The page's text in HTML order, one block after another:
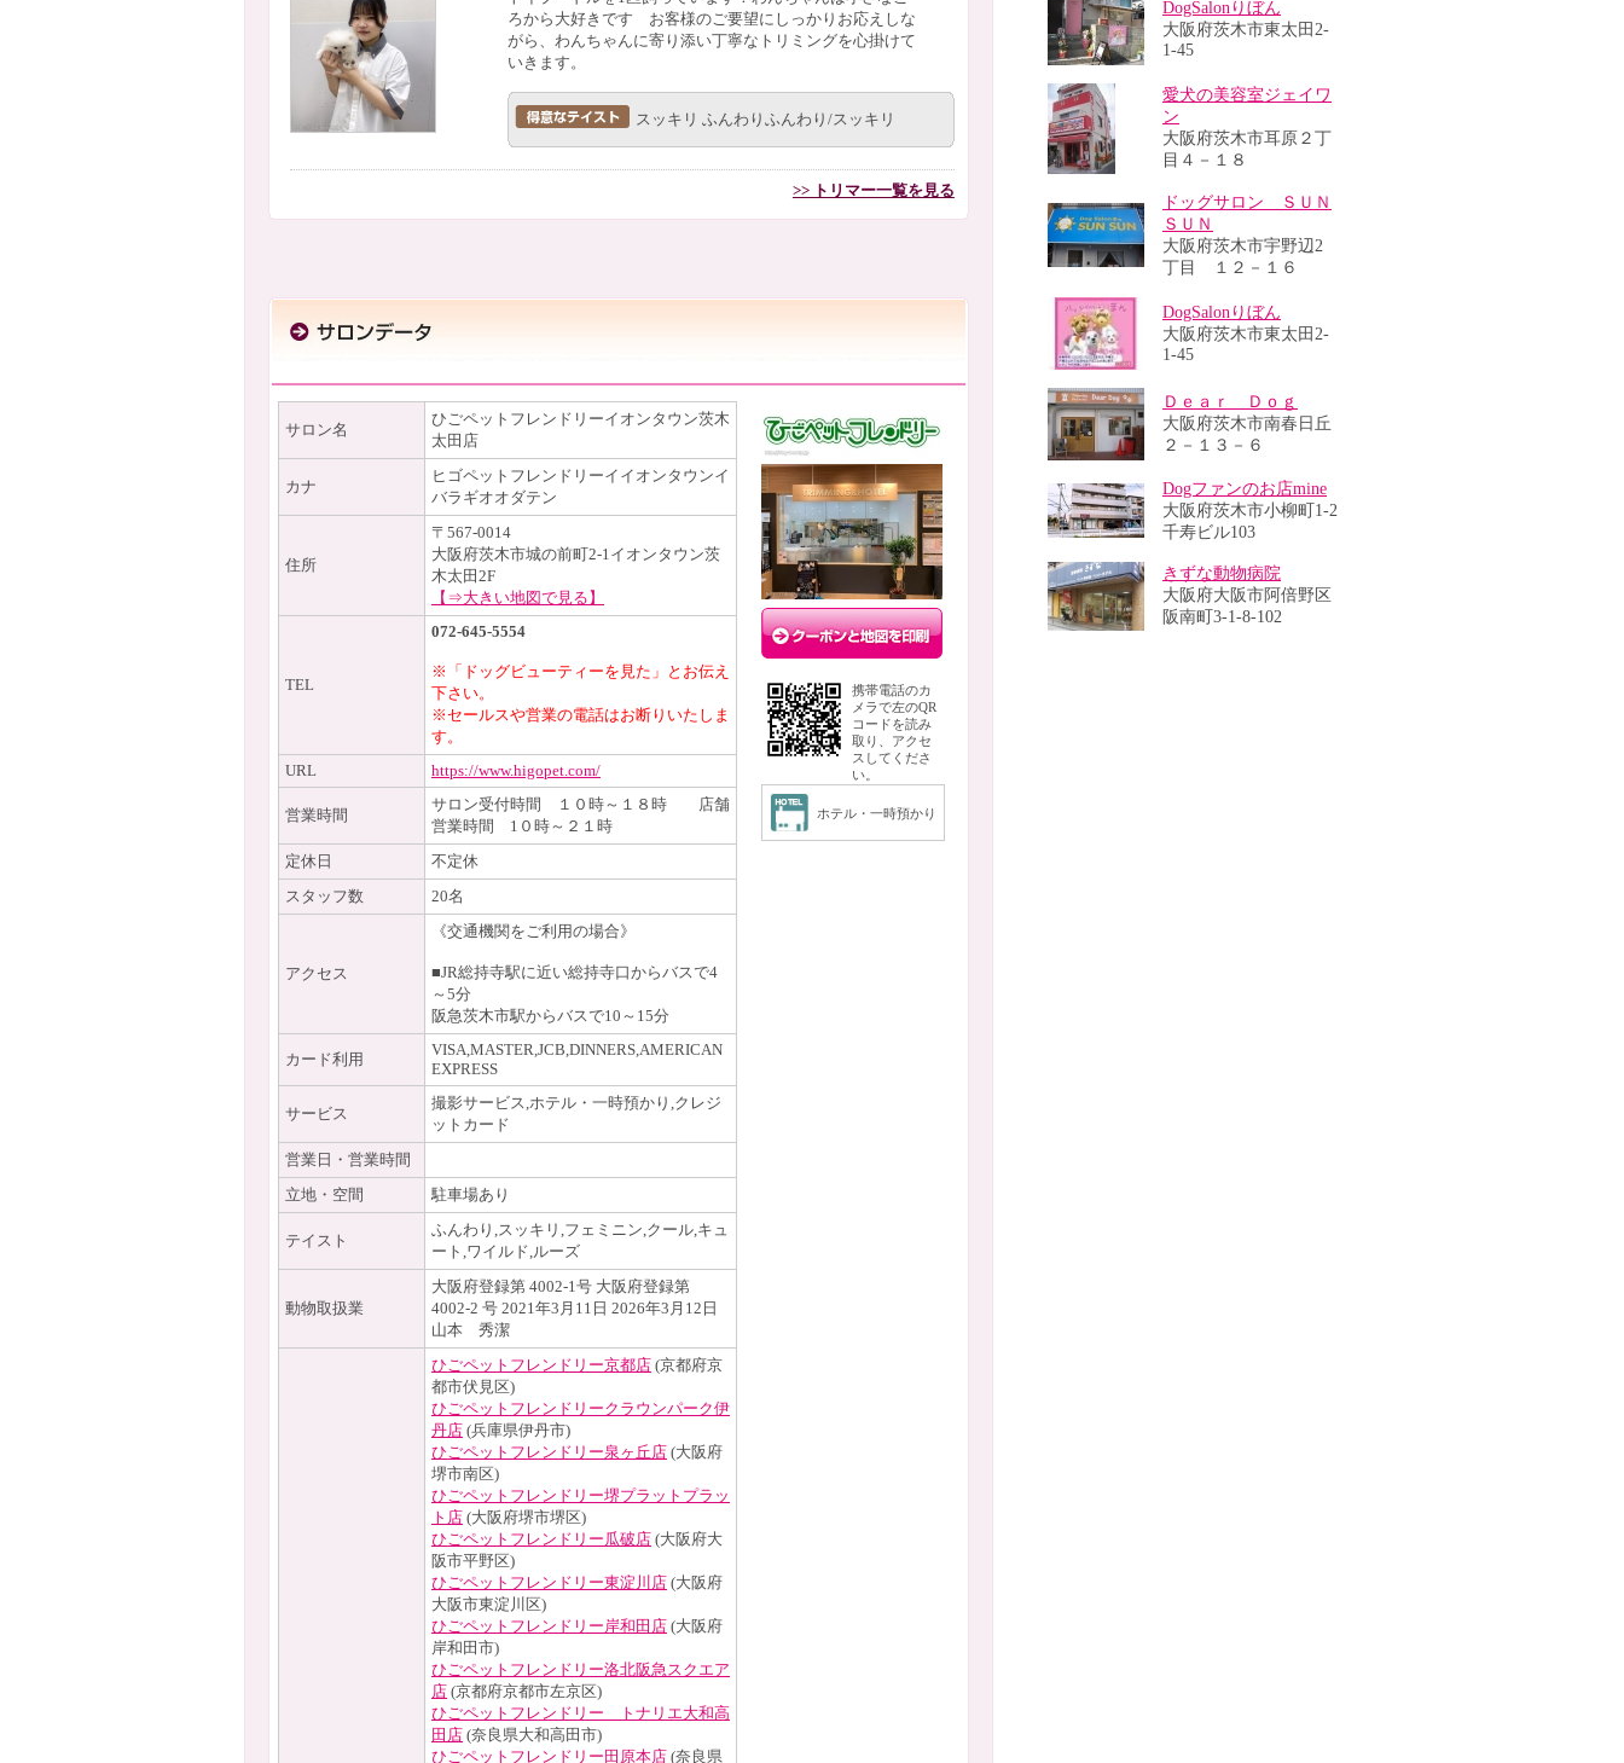
ろから大好きです お客様のご要望にしっかりお応えしな
がら、わんちゃんに寄り添い丁寧なトリミングを心掛けて
いきます。
スッキリ ふんわりふんわり/スッキリ
>> トリマー一覧を見る
サロン名
ひごペットフレンドリーイオンタウン茨木
太田店
カナ
ヒゴペットフレンドリーイイオンタウンイ
バラギオオダテン
住所
〒567-0014
大阪府茨木市城の前町2-1イオンタウン茨
木太田2F
【⇒大きい地図で見る】
TEL
072-645-5554
※「ドッグビューティーを見た」とお伝え
下さい。
※セールスや営業の電話はお断りいたしま
す。
URL
https://www.higopet.com/
営業時間
サロン受付時間 １０時～１８時 店舗
営業時間 1０時～２１時
定休日
不定休
スタッフ数
20名
アクセス
《交通機関をご利用の場合》
■JR総持寺駅に近い総持寺口からバスで4
～5分
阪急茨木市駅からバスで10～15分
カード利用
VISA,MASTER,JCB,DINNERS,AMERICAN
EXPRESS
サービス
撮影サービス,ホテル・一時預かり,クレジ
ットカード
営業日・営業時間
立地・空間
駐車場あり
テイスト
ふんわり,スッキリ,フェミニン,クール,キュ
ート,ワイルド,ルーズ
動物取扱業
大阪府登録第 4002-1号 大阪府登録第
4002-2 号 2021年3月11日 2026年3月12日
山本 秀潔
ひごペットフレンドリー京都店 (京都府京
都市伏見区)
ひごペットフレンドリークラウンパーク伊
丹店 (兵庫県伊丹市)
ひごペットフレンドリー泉ヶ丘店 (大阪府
堺市南区)
ひごペットフレンドリー堺プラットプラッ
ト店 (大阪府堺市堺区)
ひごペットフレンドリー瓜破店 (大阪府大
阪市平野区)
ひごペットフレンドリー東淀川店 (大阪府
大阪市東淀川区)
ひごペットフレンドリー岸和田店 (大阪府
岸和田市)
ひごペットフレンドリー洛北阪急スクエア
店 (京都府京都市左京区)
ひごペットフレンドリー トナリエ大和高
田店 (奈良県大和高田市)
ひごペットフレンドリー田原本店 (奈良県
携帯電話のカ
メラで左のQR
コードを読み
取り、アクセ
スしてくださ
い。
ホテル・一時預かり
DogSalonりぼん
大阪府茨木市東太田2-
1-45
愛犬の美容室ジェイワ
ン
大阪府茨木市耳原２丁
目４－１８
ドッグサロン ＳＵＮ
ＳＵＮ
大阪府茨木市宇野辺2
丁目 １２－１６
DogSalonりぼん
大阪府茨木市東太田2-
1-45
Ｄｅａｒ Ｄｏｇ
大阪府茨木市南春日丘
２－１３－６
Dogファンのお店mine
大阪府茨木市小柳町1-2
千寿ビル103
きずな動物病院
大阪府大阪市阿倍野区
阪南町3-1-8-102